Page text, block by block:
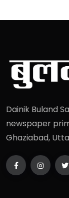
Dainik Buland
newspaper
Ghaziabad,